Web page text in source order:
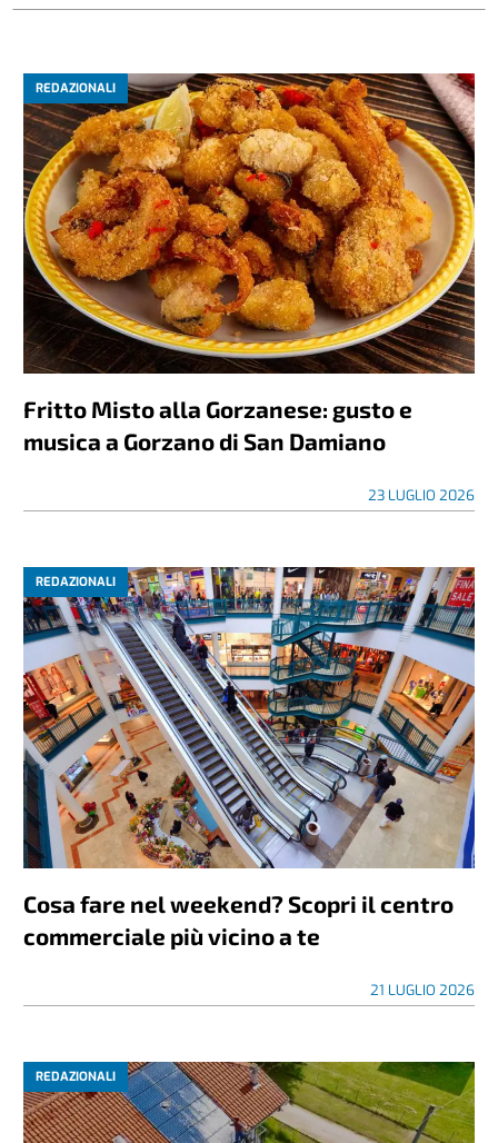
REDAZIONALI
Fritto Misto alla Gorzanese: gusto e
musica a Gorzano di San Damiano
23 LUGLIO 2026
REDAZIONALI
Cosa fare nel weekend? Scopri il centro
commerciale più vicino a te
21 LUGLIO 2026
REDAZIONALI